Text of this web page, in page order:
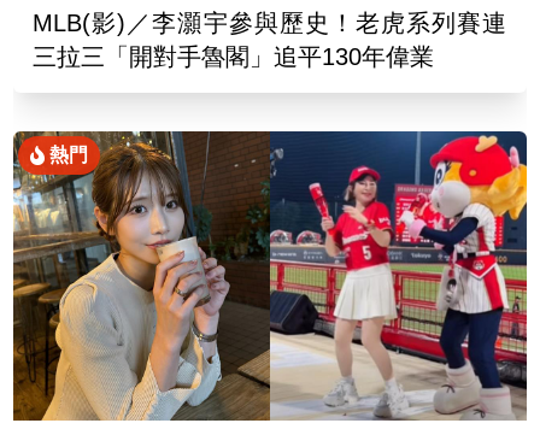
MLB(影)／李灝宇參與歷史！老虎系列賽連
三拉三「開對手魯閣」追平130年偉業
熱門